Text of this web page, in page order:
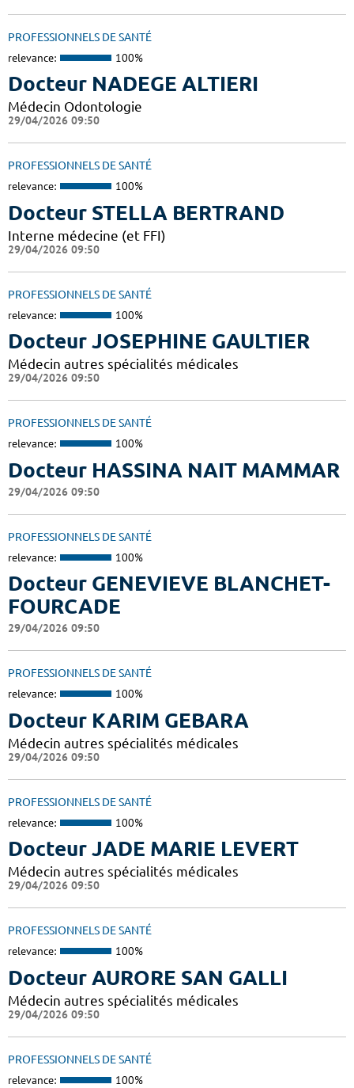
PROFESSIONNELS DE SANTÉ
relevance: 100%
Docteur NADEGE ALTIERI
Médecin Odontologie
29/04/2026 09:50
PROFESSIONNELS DE SANTÉ
relevance: 100%
Docteur STELLA BERTRAND
Interne médecine (et FFI)
29/04/2026 09:50
PROFESSIONNELS DE SANTÉ
relevance: 100%
Docteur JOSEPHINE GAULTIER
Médecin autres spécialités médicales
29/04/2026 09:50
PROFESSIONNELS DE SANTÉ
relevance: 100%
Docteur HASSINA NAIT MAMMAR
29/04/2026 09:50
PROFESSIONNELS DE SANTÉ
relevance: 100%
Docteur GENEVIEVE BLANCHET-
FOURCADE
29/04/2026 09:50
PROFESSIONNELS DE SANTÉ
relevance: 100%
Docteur KARIM GEBARA
Médecin autres spécialités médicales
29/04/2026 09:50
PROFESSIONNELS DE SANTÉ
relevance: 100%
Docteur JADE MARIE LEVERT
Médecin autres spécialités médicales
29/04/2026 09:50
PROFESSIONNELS DE SANTÉ
relevance: 100%
Docteur AURORE SAN GALLI
Médecin autres spécialités médicales
29/04/2026 09:50
PROFESSIONNELS DE SANTÉ
relevance: 100%